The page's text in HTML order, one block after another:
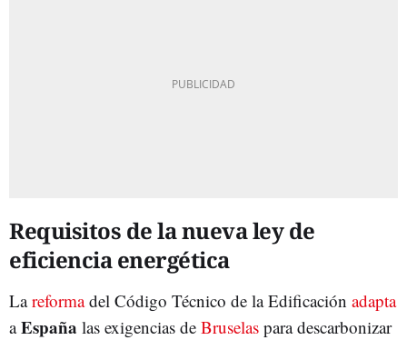
Requisitos de la nueva ley de
eficiencia energética
Lareformadel Código Técnico de la Edificación adapta
aEspaña las exigencias de Bruselas para descarbonizar